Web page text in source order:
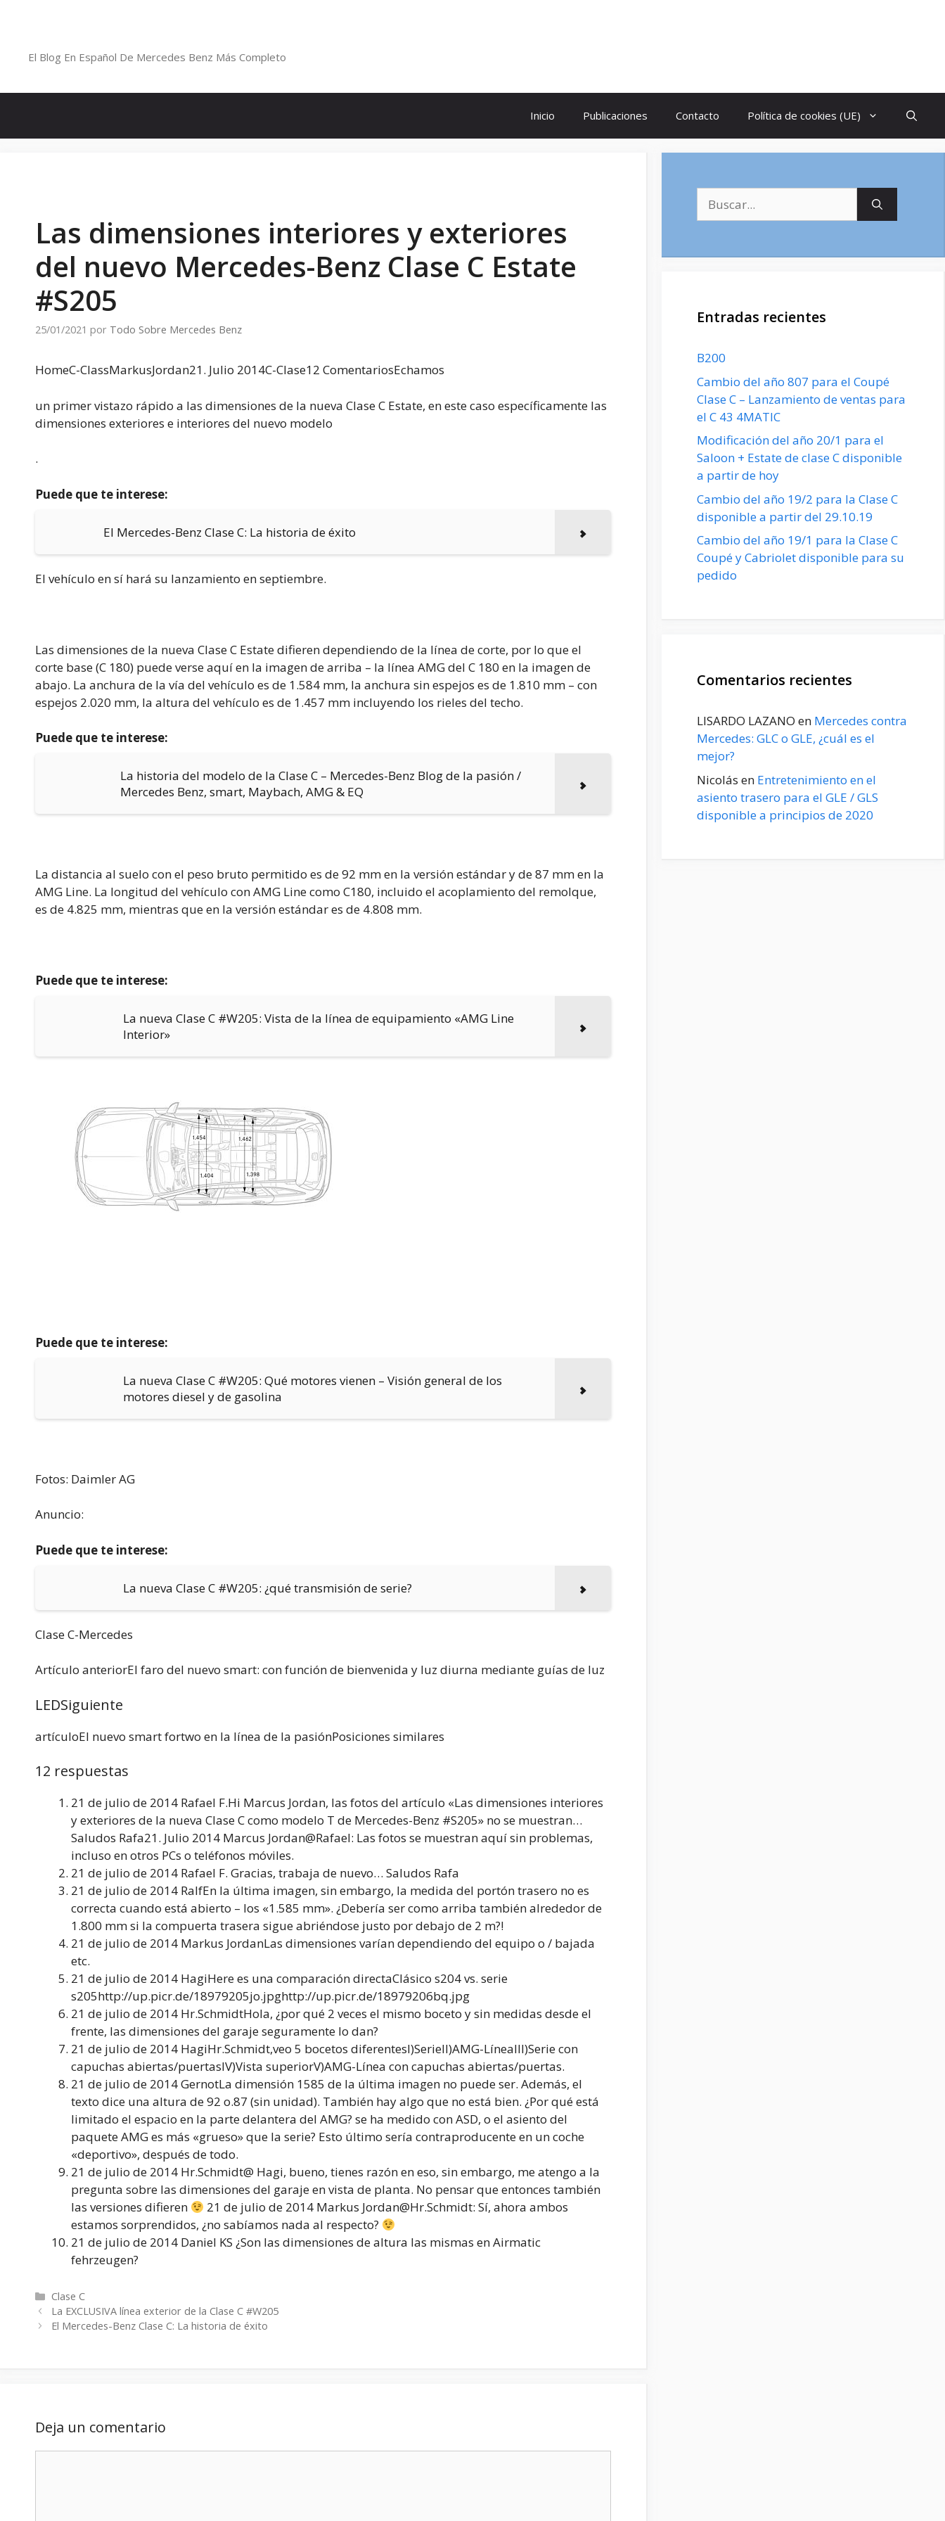
El Blog En Español De Mercedes Benz Más Completo
Inicio Publicaciones Contacto Política de cookies (UE)
Las dimensiones interiores y exteriores
del nuevo Mercedes-Benz Clase C Estate
#S205
25/01/2021 por Todo Sobre Mercedes Benz
HomeC-ClassMarkusJordan21. Julio 2014C-Clase12 ComentariosEchamos
un primer vistazo rápido a las dimensiones de la nueva Clase C Estate, en este caso específicamente las
dimensiones exteriores e interiores del nuevo modelo
.
Puede que te interese:
El Mercedes-Benz Clase C: La historia de éxito
El vehículo en sí hará su lanzamiento en septiembre.
Las dimensiones de la nueva Clase C Estate difieren dependiendo de la línea de corte, por lo que el
corte base (C 180) puede verse aquí en la imagen de arriba – la línea AMG del C 180 en la imagen de
abajo. La anchura de la vía del vehículo es de 1.584 mm, la anchura sin espejos es de 1.810 mm – con
espejos 2.020 mm, la altura del vehículo es de 1.457 mm incluyendo los rieles del techo.
Puede que te interese:
La historia del modelo de la Clase C – Mercedes-Benz Blog de la pasión /
Mercedes Benz, smart, Maybach, AMG & EQ
La distancia al suelo con el peso bruto permitido es de 92 mm en la versión estándar y de 87 mm en la
AMG Line. La longitud del vehículo con AMG Line como C180, incluido el acoplamiento del remolque,
es de 4.825 mm, mientras que en la versión estándar es de 4.808 mm.
Puede que te interese:
La nueva Clase C #W205: Vista de la línea de equipamiento «AMG Line
Interior»
Puede que te interese:
La nueva Clase C #W205: Qué motores vienen – Visión general de los
motores diesel y de gasolina
Fotos: Daimler AG
Anuncio:
Puede que te interese:
La nueva Clase C #W205: ¿qué transmisión de serie?
Clase C-Mercedes
Artículo anteriorEl faro del nuevo smart: con función de bienvenida y luz diurna mediante guías de luz
LEDSiguiente
artículoEl nuevo smart fortwo en la línea de la pasiónPosiciones similares
12 respuestas
21 de julio de 2014 Rafael F.Hi Marcus Jordan, las fotos del artículo «Las dimensiones interiores
y exteriores de la nueva Clase C como modelo T de Mercedes-Benz #S205» no se muestran…
Saludos Rafa21. Julio 2014 Marcus Jordan@Rafael: Las fotos se muestran aquí sin problemas,
incluso en otros PCs o teléfonos móviles.
21 de julio de 2014 Rafael F. Gracias, trabaja de nuevo… Saludos Rafa
21 de julio de 2014 RalfEn la última imagen, sin embargo, la medida del portón trasero no es
correcta cuando está abierto – los «1.585 mm». ¿Debería ser como arriba también alrededor de
1.800 mm si la compuerta trasera sigue abriéndose justo por debajo de 2 m?!
21 de julio de 2014 Markus JordanLas dimensiones varían dependiendo del equipo o / bajada
etc.
21 de julio de 2014 HagiHere es una comparación directaClásico s204 vs. serie
s205http://up.picr.de/18979205jo.jpghttp://up.picr.de/18979206bq.jpg
21 de julio de 2014 Hr.SchmidtHola, ¿por qué 2 veces el mismo boceto y sin medidas desde el
frente, las dimensiones del garaje seguramente lo dan?
21 de julio de 2014 HagiHr.Schmidt,veo 5 bocetos diferentesI)SerieII)AMG-LíneaIII)Serie con
capuchas abiertas/puertasIV)Vista superiorV)AMG-Línea con capuchas abiertas/puertas.
21 de julio de 2014 GernotLa dimensión 1585 de la última imagen no puede ser. Además, el
texto dice una altura de 92 o.87 (sin unidad). También hay algo que no está bien. ¿Por qué está
limitado el espacio en la parte delantera del AMG? se ha medido con ASD, o el asiento del
paquete AMG es más «grueso» que la serie? Esto último sería contraproducente en un coche
«deportivo», después de todo.
21 de julio de 2014 Hr.Schmidt@ Hagi, bueno, tienes razón en eso, sin embargo, me atengo a la
pregunta sobre las dimensiones del garaje en vista de planta. No pensar que entonces también
las versiones difieren
21 de julio de 2014 Markus Jordan@Hr.Schmidt: Sí, ahora ambos
estamos sorprendidos, ¿no sabíamos nada al respecto?
21 de julio de 2014 Daniel KS ¿Son las dimensiones de altura las mismas en Airmatic
fehrzeugen?
Categorías
Clase C
La EXCLUSIVA línea exterior de la Clase C #W205
El Mercedes-Benz Clase C: La historia de éxito
Deja un comentario
Entradas recientes
B200
Cambio del año 807 para el Coupé
Clase C – Lanzamiento de ventas para
el C 43 4MATIC
Modificación del año 20/1 para el
Saloon + Estate de clase C disponible
a partir de hoy
Cambio del año 19/2 para la Clase C
disponible a partir del 29.10.19
Cambio del año 19/1 para la Clase C
Coupé y Cabriolet disponible para su
pedido
Comentarios recientes
LISARDO LAZANO en Mercedes contra
Mercedes: GLC o GLE, ¿cuál es el
mejor?
Nicolás en Entretenimiento en el
asiento trasero para el GLE / GLS
disponible a principios de 2020